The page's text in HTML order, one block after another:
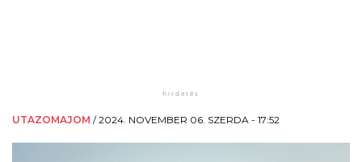
UTAZOMAJOM /2024. NOVEMBER 06. SZERDA - 17:52